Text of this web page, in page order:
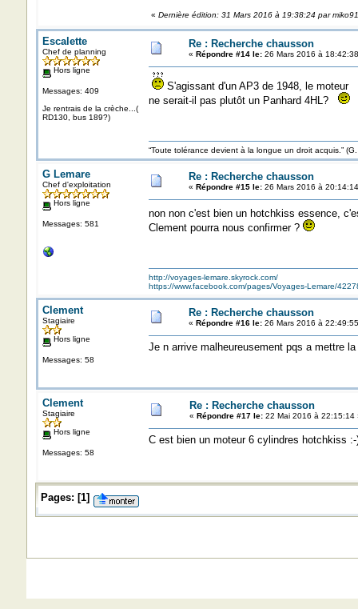
« Dernière édition: 31 Mars 2016 à 19:38:24 par miko91
Escalette
Chef de planning
Hors ligne
Messages: 409
Je rentrais de la crèche...(
RD130, bus 189?)
Re : Recherche chausson
« Répondre #14 le:26 Mars 2016 à
S'agissant d'un AP3 de 1948, le moteur
ne serait-il pas plutôt un Panhard 4HL?
“Toute tolérance devient à la longue un droit acquis.”
G Lemare
Chef d'exploitation
Hors ligne
Messages: 581
Re : Recherche chausson
« Répondre #15 le:26 Mars 2016 à
non non c'est bien un hotchkiss essence,
Clement pourra nous confirmer ?
http://voyages-lemare.skyrock.com/
https://www.facebook.com/pages/Voyages-Lemare/
Clement
Stagiaire
Hors ligne
Messages: 58
Re : Recherche chausson
« Répondre #16 le:26 Mars 2016 à
Je n arrive malheureusement pqs a mettre
Clement
Stagiaire
Hors ligne
Messages: 58
Re : Recherche chausson
« Répondre #17 le:22 Mai 2016 à 22:15:14
C est bien un moteur 6 cylindres hotchkiss :-
Pages: [1]